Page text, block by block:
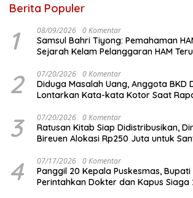
Berita Populer
1 08/09/2026 0 Komentar
Samsul Bahri Tiyong: Pemahaman
Sejarah Kelam Pelanggaran HAM
2 07/20/2026 0 Komentar
Diduga Masalah Uang, Anggota BKD
Lontarkan Kata-kata Kotor Saat
3 07/20/2026 0 Komentar
Ratusan Kitab Siap Didistribusikan,
Bireuen Alokasi Rp250 Juta untuk
4 07/17/2026 0 Komentar
Panggil 20 Kepala Puskesmas, Bupati
Perintahkan Dokter dan Kapus Siaga